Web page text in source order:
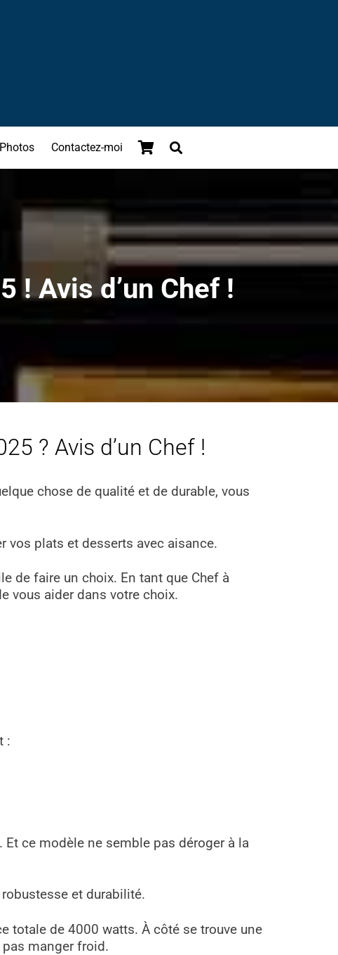
Contactez-moi
! Avis d’un Chef !
? Avis d’un Chef !
chose de qualité et de durable, vous
vos plats et desserts avec aisance.
de faire un choix. En tant que Chef à
vous aider dans votre choix.
:
. Et ce modèle ne semble pas déroger à la
et durabilité.
totale de 4000 watts. À côté se trouve une
manger froid.